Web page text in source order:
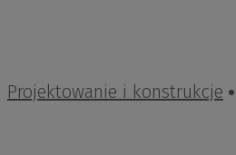
Projektowanie i konstrukcje